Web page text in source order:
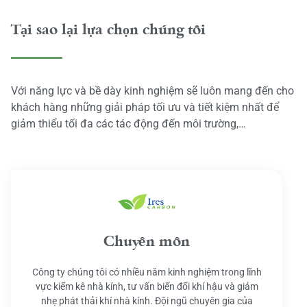
Tại sao lại lựa chọn chúng tôi
Với năng lực và bề dày kinh nghiệm sẽ luôn mang đến cho
khách hàng những giải pháp tối ưu và tiết kiệm nhất để
giảm thiểu tối đa các tác động đến môi trường,…
Chuyên môn
Công ty chúng tôi có nhiều năm kinh nghiệm trong lĩnh
vực kiểm kê nhà kính, tư vấn biến đổi khí hậu và giảm
nhẹ phát thải khí nhà kính. Đội ngũ chuyên gia của